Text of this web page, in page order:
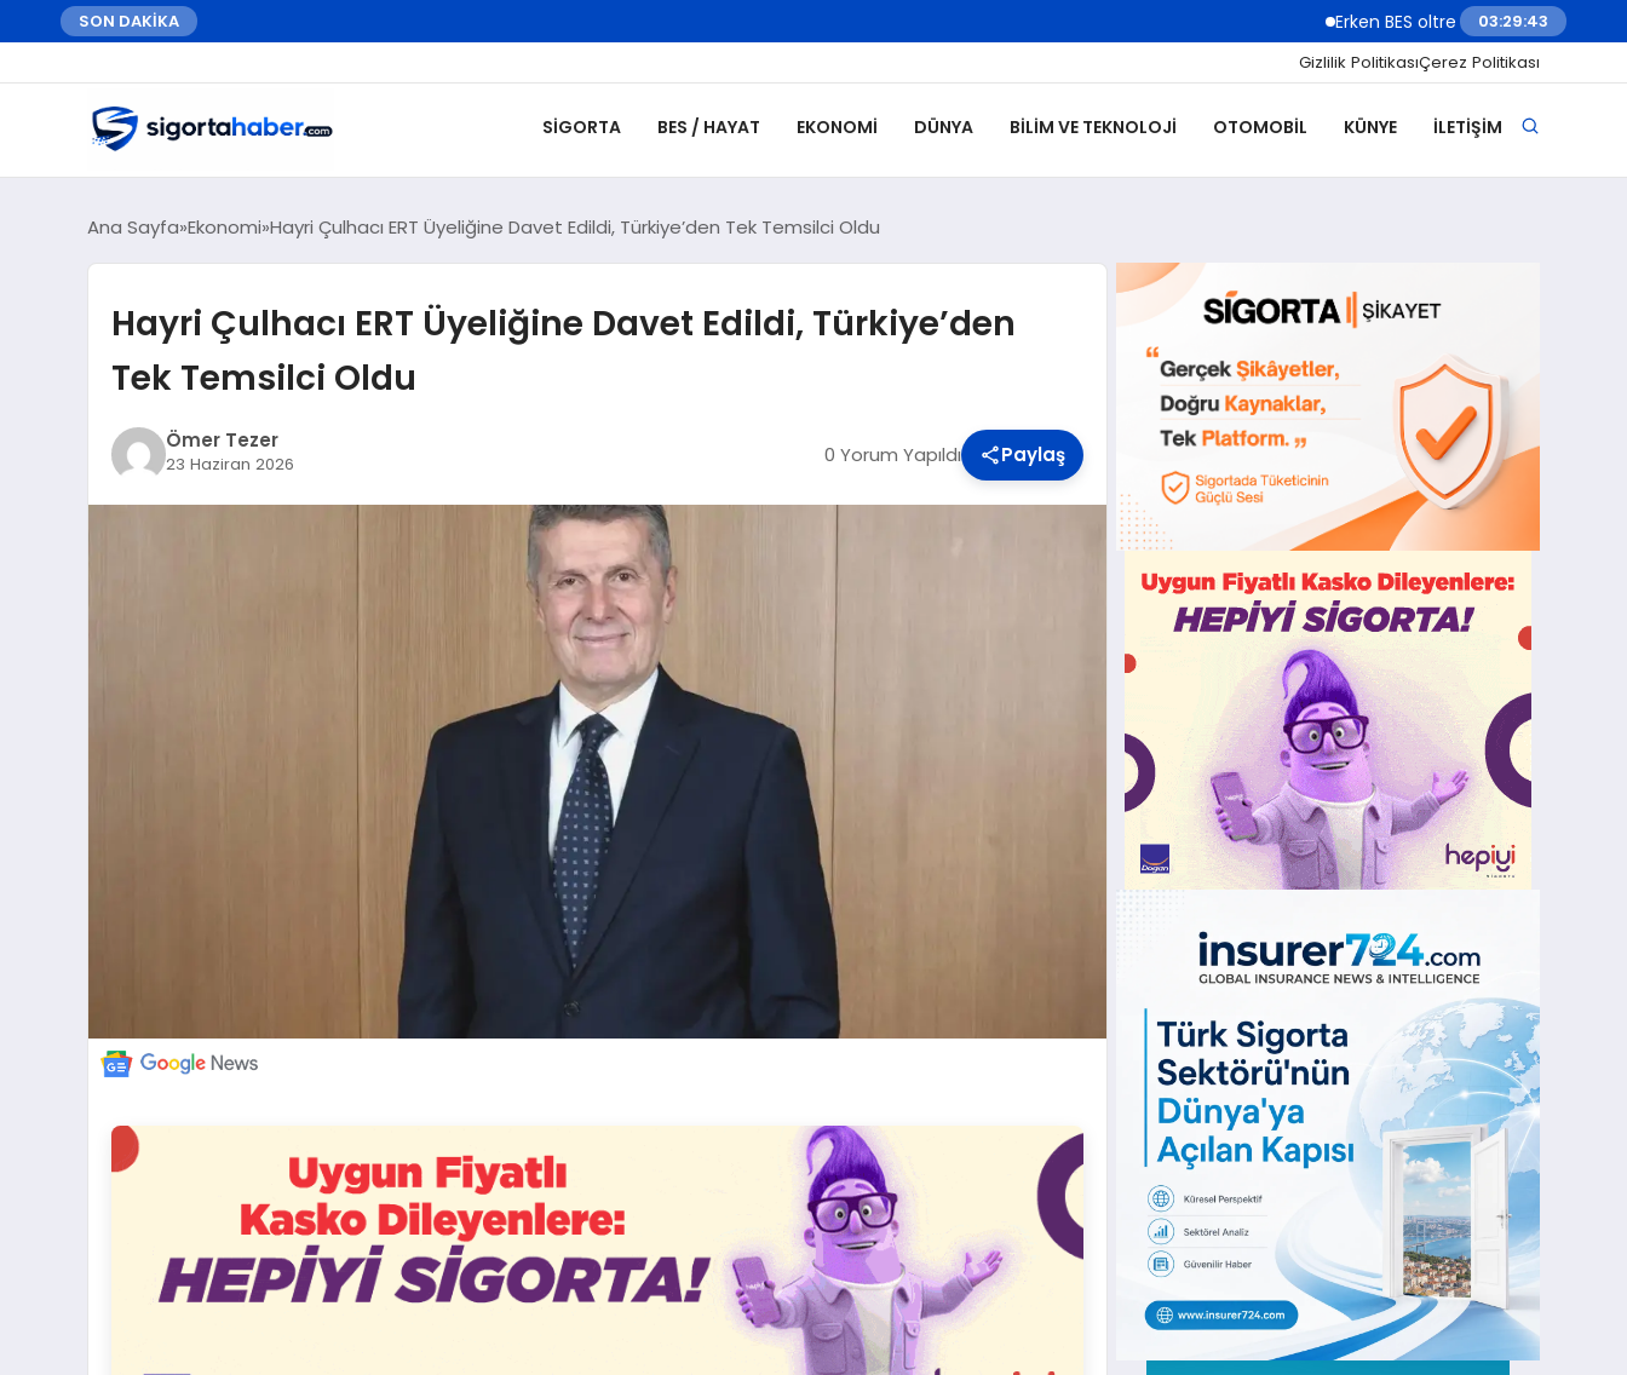
SON DAKİKA Erken BES oltre 2 milioni di under 18: il
03:29:45
Gizlilik PolitikasıÇerez Politikası
SIGORTA BES / HAYAT EKONOMI DÜNYA BILIM VE TEKNOLOJI OTOMOBIL KÜNYE İLETIŞIM
Ana Sayfa Ekonomi Hayri Çulhacı ERT Üyeliğine Davet Edildi, Türkiye’den Tek Temsilci Oldu
Hayri Çulhacı ERT Üyeliğine Davet Edildi, Türkiye’den
Tek Temsilci Oldu
Ömer Tezer
23 Haziran 2026 0 Yorum Yapıldı Paylaş